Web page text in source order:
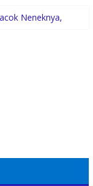
Neneknya,
Tembung, Rico
Kesenian
VII Dukung
Lewat
GRIB Jaya